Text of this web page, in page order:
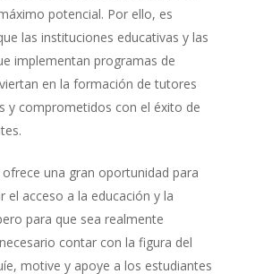
potencial. Por ello, es
las instituciones educativas y las
implementan programas de
en la formación de tutores
y comprometidos con el éxito de
ofrece una gran oportunidad para
el acceso a la educación y la
para que sea realmente
contar con la figura del
motive y apoye a los estudiantes